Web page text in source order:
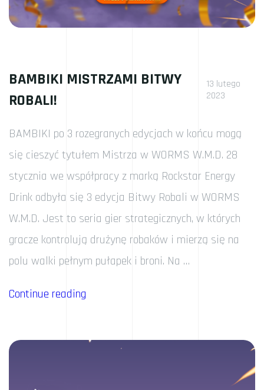
BAMBIKI MISTRZAMI BITWY
ROBALI!
13 lutego
2023
BAMBIKI po 3 rozegranych edycjach w końcu mogą
się cieszyć tytułem Mistrza w WORMS W.M.D. 28
stycznia we współpracy z marką Rockstar Energy
Drink odbyła się 3 edycja Bitwy Robali w WORMS
W.M.D. Jest to seria gier strategicznych, w których
gracze kontrolują drużynę robaków i mierzą się na
polu walki pełnym pułapek i broni. Na …
Continue reading